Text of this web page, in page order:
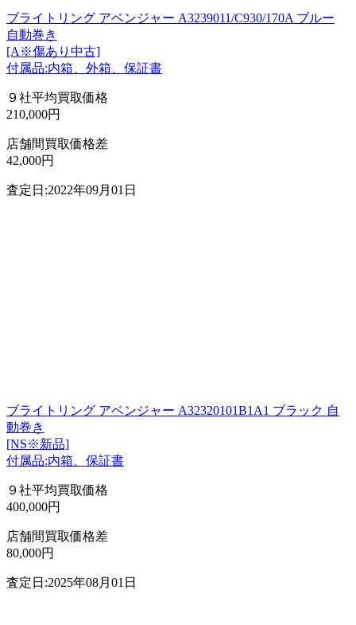
ブライトリング アベンジャー A3239011/C930/170A ブルー
自動巻き
[A※傷あり中古]
付属品:内箱、外箱、保証書
９社平均買取価格
210,000円
店舗間買取価格差
42,000円
査定日:2022年09月01日
ブライトリング アベンジャー A32320101B1A1 ブラック 自
動巻き
[NS※新品]
付属品:内箱、保証書
９社平均買取価格
400,000円
店舗間買取価格差
80,000円
査定日:2025年08月01日